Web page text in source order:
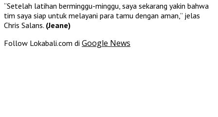
“Setelah latihan berminggu-minggu, saya sekarang yakin bahwa
tim saya siap untuk melayani para tamu dengan aman,” jelas
Chris Salans. (Jeane)
Follow Lokabali.com di Google News